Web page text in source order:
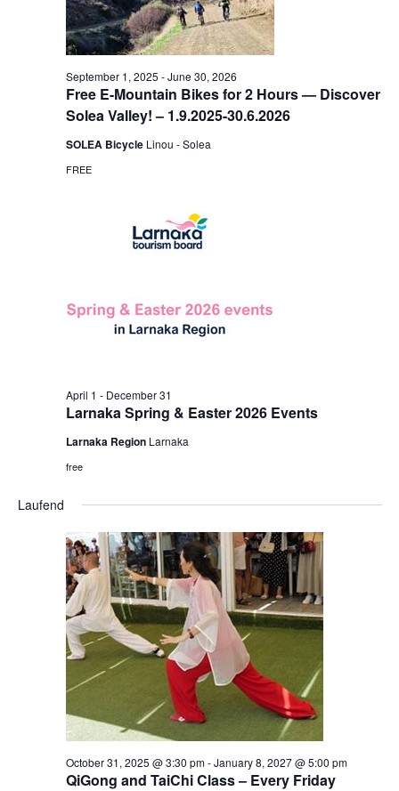
Free E-Mountain Bikes for 2 Hours — Discover
Solea Valley! – 1.9.2025-30.6.2026
September 1, 2025 -June 30, 2026
SOLEA Bicycle Linou - Solea
FREE
Larnaka Spring & Easter 2026 Events
April 1 - December 31
Larnaka Region Larnaka
free
Laufend
QiGong and TaiChi Class – Every Friday
October 31, 2025 @ 3:30 pm-January 8, 2027 @ 5:00 pm